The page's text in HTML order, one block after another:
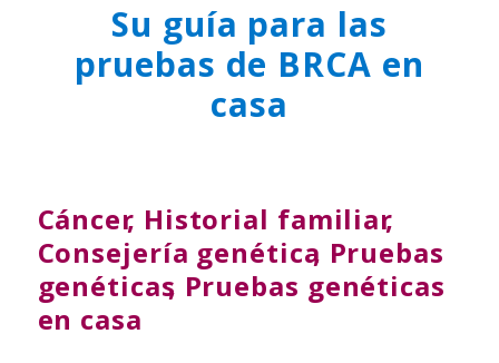
Su guía para las
pruebas de BRCA en
casa
Cáncer
, Historial familiar
,
Consejería genética
, Pruebas
genéticas
, Pruebas genéticas
en casa